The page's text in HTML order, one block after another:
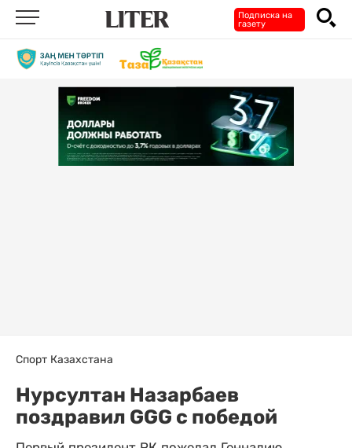
Подписка на
газету
Спорт Казахстана
Нурсултан Назарбаев
поздравил GGG с победой